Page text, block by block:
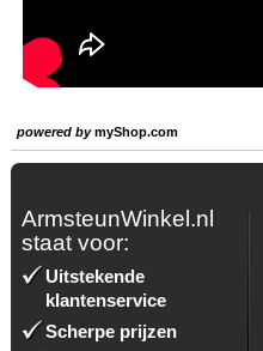
powered bymyShop.com
ArmsteunWinkel.nl
staat voor:
Uitstekende
klantenservice
Scherpe prijzen